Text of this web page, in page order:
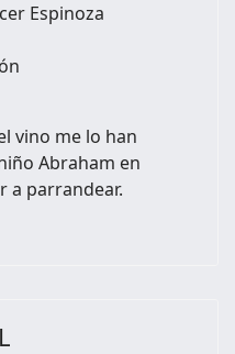
Espinoza
vino me lo han
Abraham en
a parrandear.